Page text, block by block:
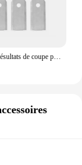
Réellement des résultats de coupe parfaits et des performances durables avec ces tondeuses à gazon robotiques en acier inoxydable de 43mm